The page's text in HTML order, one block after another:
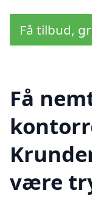
Få tilbud,
Få
være